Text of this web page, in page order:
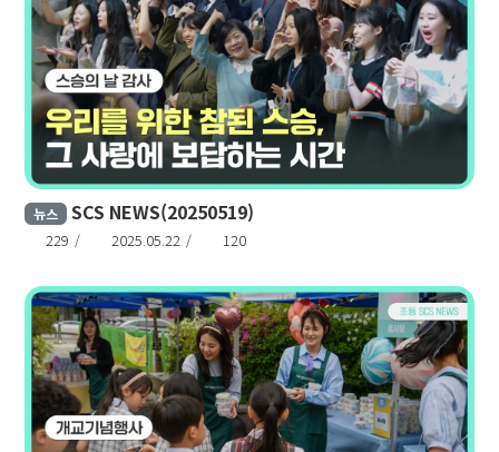
뉴스 SCS NEWS(20250519)
229 2025.05.22 120